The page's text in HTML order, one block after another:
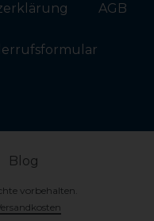
AGB
Blog
vorbehalten.